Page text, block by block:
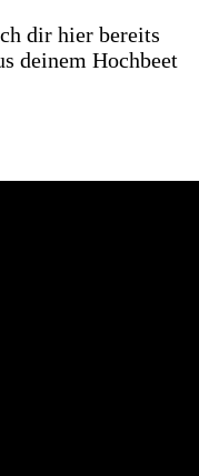
dir hier bereits
deinem Hochbeet